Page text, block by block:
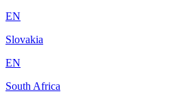
EN
Slovakia
EN
South Africa